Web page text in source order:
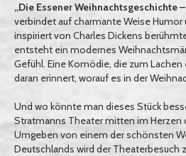
„Die Essener Weihnachtsgeschichte
verbindet auf charmante Weise Humor
inspiriert von Charles Dickens
entsteht ein modernes
Gefühl. Eine Komödie, die zum
daran erinnert, worauf es in der
Und wo könnte man dieses Stück
Stratmanns Theater mitten im Herzen
Umgeben von einem der schönsten
Deutschlands wird der Theaterbesuch